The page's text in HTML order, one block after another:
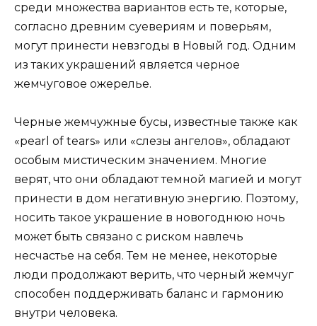
среди множества вариантов есть те, которые,
согласно древним суевериям и поверьям,
могут принести невзгоды в Новый год. Одним
из таких украшений является черное
жемчуговое ожерелье.
Черные жемчужные бусы, известные также как
«pearl of tears» или «слезы ангелов», обладают
особым мистическим значением. Многие
верят, что они обладают темной магией и могут
принести в дом негативную энергию. Поэтому,
носить такое украшение в новогоднюю ночь
может быть связано с риском навлечь
несчастье на себя. Тем не менее, некоторые
люди продолжают верить, что черный жемчуг
способен поддерживать баланс и гармонию
внутри человека.